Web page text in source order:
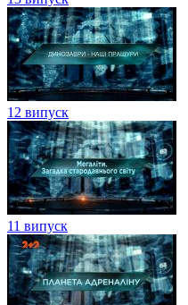
12 випуск
11 випуск